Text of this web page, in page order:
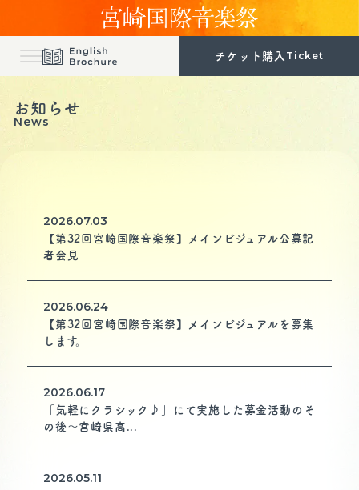
チケット購入 Ticket
トップ
Top
Pamphlet
Artist
チケット購入
Ticket
Goods
アクセス
宮崎国際音楽祭事務局
（公益財団法人 宮崎県立芸術劇場）
宮崎県宮崎市船塚3丁目210番地
お知らせ
News
2026.07.03
【第32回宮崎国際音楽祭】メインビジュアル公募記
者会見
2026.06.24
【第32回宮崎国際音楽祭】メインビジュアルを募集
します。
2026.06.17
「気軽にクラシック♪」にて実施した募金活動のそ
の後～宮崎県高...
2026.05.11